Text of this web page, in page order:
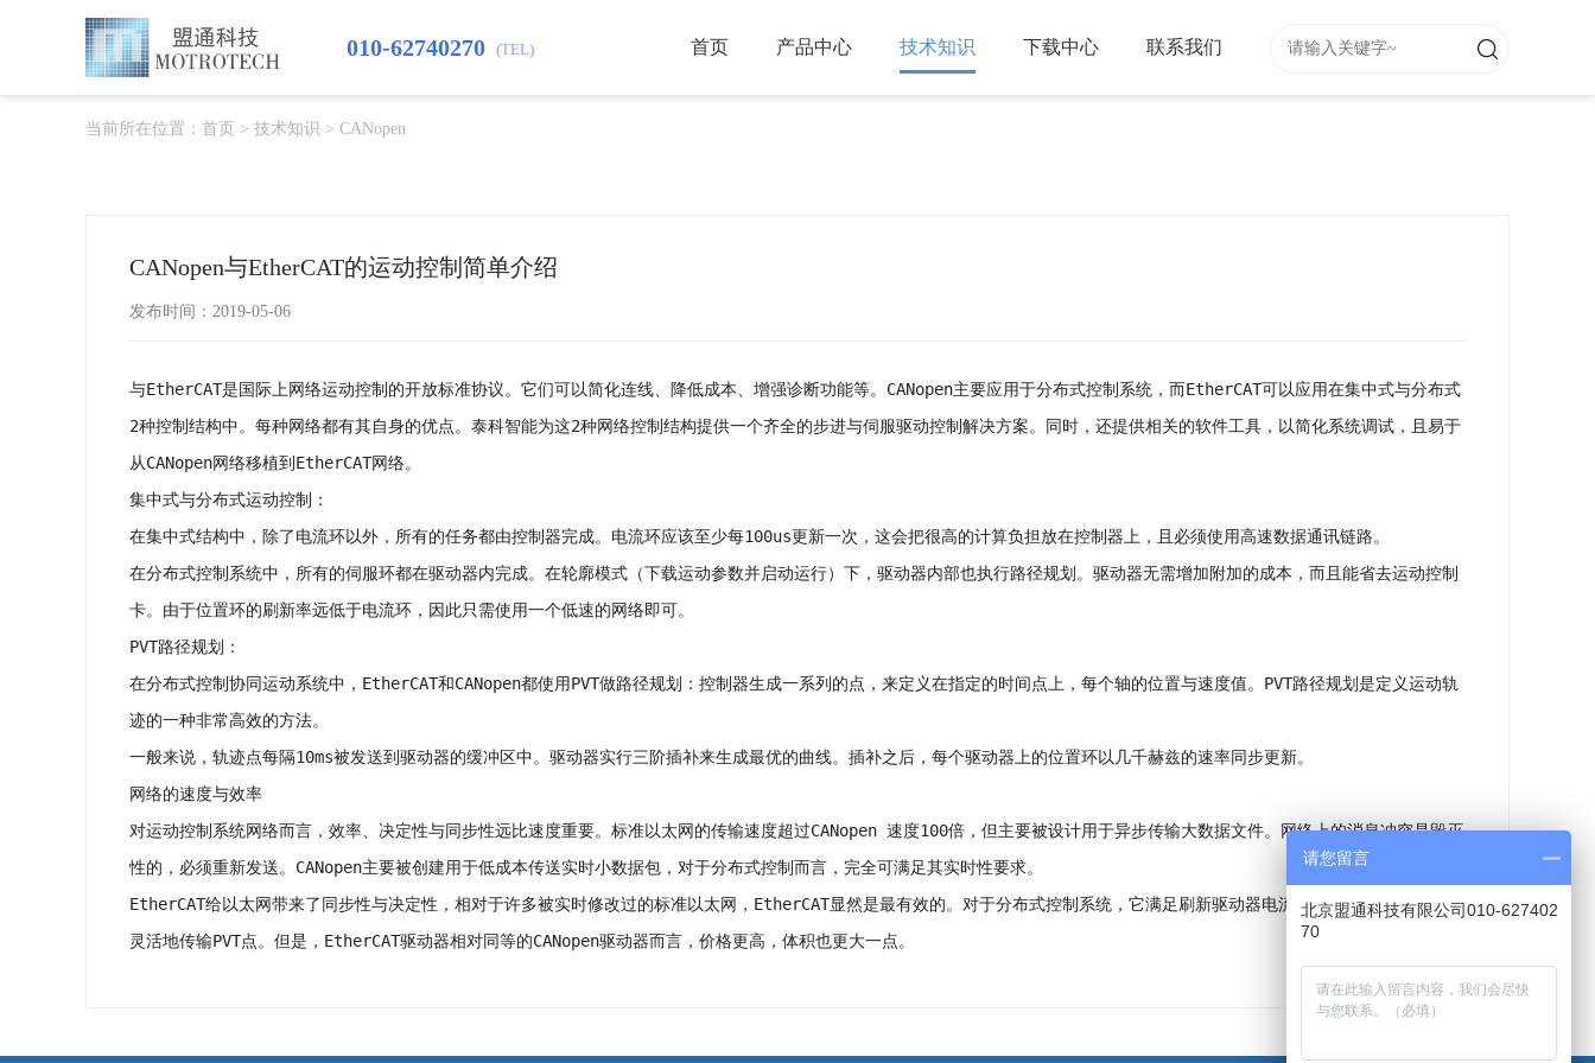
首页 产品中心 技术知识 下载中心 联系我们
010-62740270 (TEL)
当前所在位置： 首页 > 技术知识 > CANopen
CANopen与EtherCAT的运动控制简单介绍
发布时间：2019-05-06
与EtherCAT是国际上网络运动控制的开放标准协议。它们可以简化连线、降低成本、增强诊断功能等。CANopen主要应用于分布式控制系统，而EtherCAT可以应用在集中式与分布式
2种控制结构中。每种网络都有其自身的优点。泰科智能为这2种网络控制结构提供一个齐全的步进与伺服驱动控制解决方案。同时，还提供相关的软件工具，以简化系统调试，且易于
从CANopen网络移植到EtherCAT网络。
集中式与分布式运动控制：
在集中式结构中，除了电流环以外，所有的任务都由控制器完成。电流环应该至少每100us更新一次，这会把很高的计算负担放在控制器上，且必须使用高速数据通讯链路。
在分布式控制系统中，所有的伺服环都在驱动器内完成。在轮廓模式（下载运动参数并启动运行）下，驱动器内部也执行路径规划。驱动器无需增加附加的成本，而且能省去运动控制
卡。由于位置环的刷新率远低于电流环，因此只需使用一个低速的网络即可。
PVT路径规划：
在分布式控制协同运动系统中，EtherCAT和CANopen都使用PVT做路径规划：控制器生成一系列的点，来定义在指定的时间点上，每个轴的位置与速度值。PVT路径规划是定义运动轨
迹的一种非常高效的方法。
一般来说，轨迹点每隔10ms被发送到驱动器的缓冲区中。驱动器实行三阶插补来生成最优的曲线。插补之后，每个驱动器上的位置环以几千赫兹的速率同步更新。
网络的速度与效率
对运动控制系统网络而言，效率、决定性与同步性远比速度重要。标准以太网的传输速度超过CANopen 速度100倍，但主要被设计用于异步传输大数据文件。网络上的消息冲突是毁灭
性的，必须重新发送。CANopen主要被创建用于低成本传送实时小数据包，对于分布式控制而言，完全可满足其实时性要求。
EtherCAT给以太网带来了同步性与决定性，相对于许多被实时修改过的标准以太网，EtherCAT显然是最有效的。对于分布式控制系统，它满足刷新驱动器电流环的速度的要求，且能
灵活地传输PVT点。但是，EtherCAT驱动器相对同等的CANopen驱动器而言，价格更高，体积也更大一点。
请您留言
北京盟通科技有限公司010-627402
70